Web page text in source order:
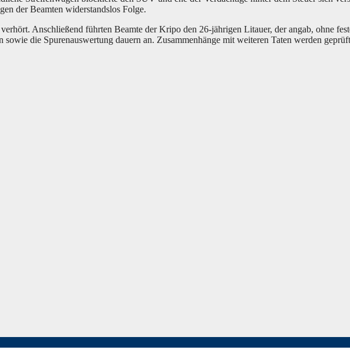
der Beam­ten wider­stands­los Folge.
Anschlie­ßend führ­ten Beam­te der Kri­po den 26-jäh­ri­gen Litau­er, der angab, ohne
die Spu­ren­aus­wer­tung dau­ern an. Zusam­men­hän­ge mit wei­te­ren Taten wer­den